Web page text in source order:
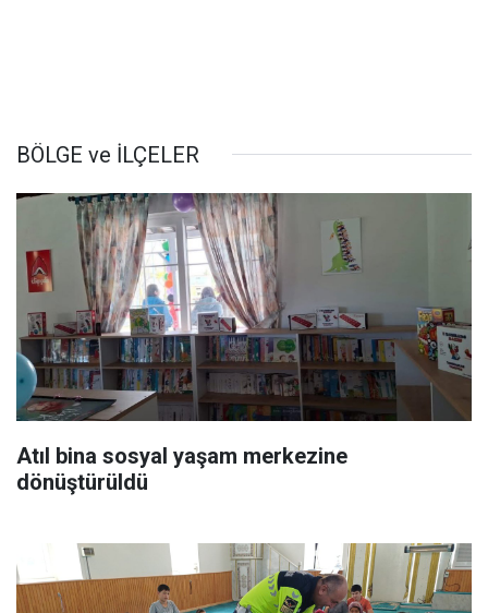
BÖLGE ve İLÇELER
Atıl bina sosyal yaşam merkezine
dönüştürüldü